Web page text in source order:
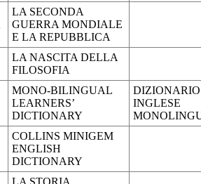
LA SECONDA
GUERRA MONDIALE
E LA REPUBBLICA
LA NASCITA DELLA
FILOSOFIA
MONO-BILINGUAL
LEARNERS’
DICTIONARY
DIZIONARIO
INGLESE
COLLINS MINIGEM
ENGLISH
DICTIONARY